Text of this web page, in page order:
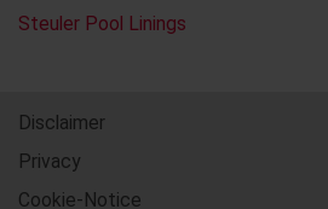
Steuler Pool Linings
Disclaimer
Privacy
Cookie-Notice